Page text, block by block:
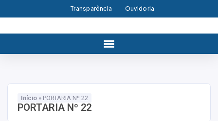
Transparência Ouvidoria
Início » PORTARIA Nº 22
PORTARIA Nº 22